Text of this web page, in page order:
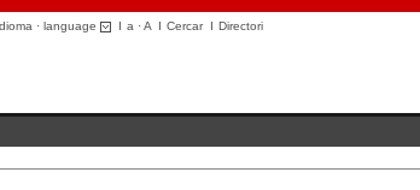
· language I a ·A I CercarI Directori